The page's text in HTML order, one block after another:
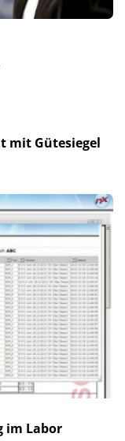
mit Gütesiegel
im Labor